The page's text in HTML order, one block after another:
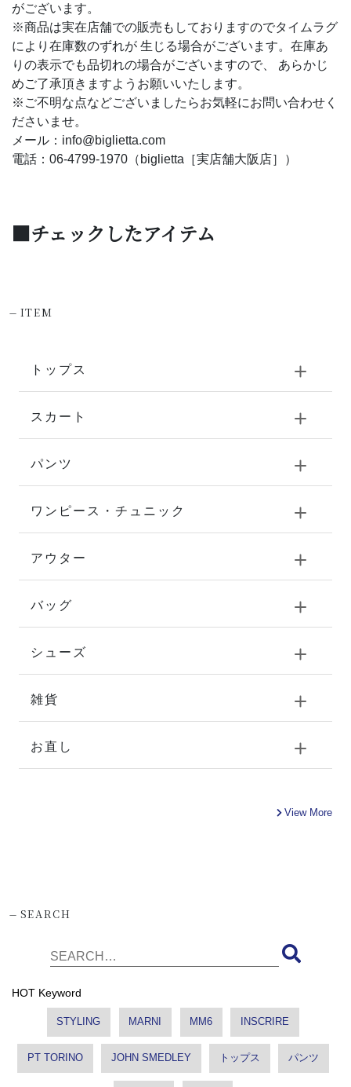
がございます。
※商品は実在店舗での販売もしておりますのでタイムラグ
により在庫数のずれが 生じる場合がございます。在庫あ
りの表示でも品切れの場合がございますので、 あらかじ
めご了承頂きますようお願いいたします。
※ご不明な点などございましたらお気軽にお問い合わせく
ださいませ。
メール：info@biglietta.com
電話：06-4799-1970（biglietta［実店舗大阪店］）
■チェックしたアイテム
-ITEM
トップス
スカート
パンツ
ワンピース・チュニック
アウター
バッグ
シューズ
雑貨
お直し
View More
-SEARCH
HOT Keyword
STYLING MARNI MM6 INSCRIRE
PT TORINO JOHN SMEDLEY トップス パンツ